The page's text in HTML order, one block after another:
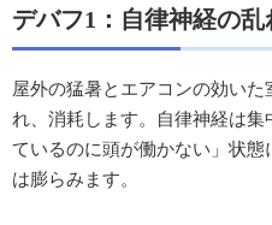
デバフ1：自律神経の乱
屋外の猛暑とエアコンの効い
れ、消耗します。自律神経は
ているのに頭が働かない」状
は膨らみます。